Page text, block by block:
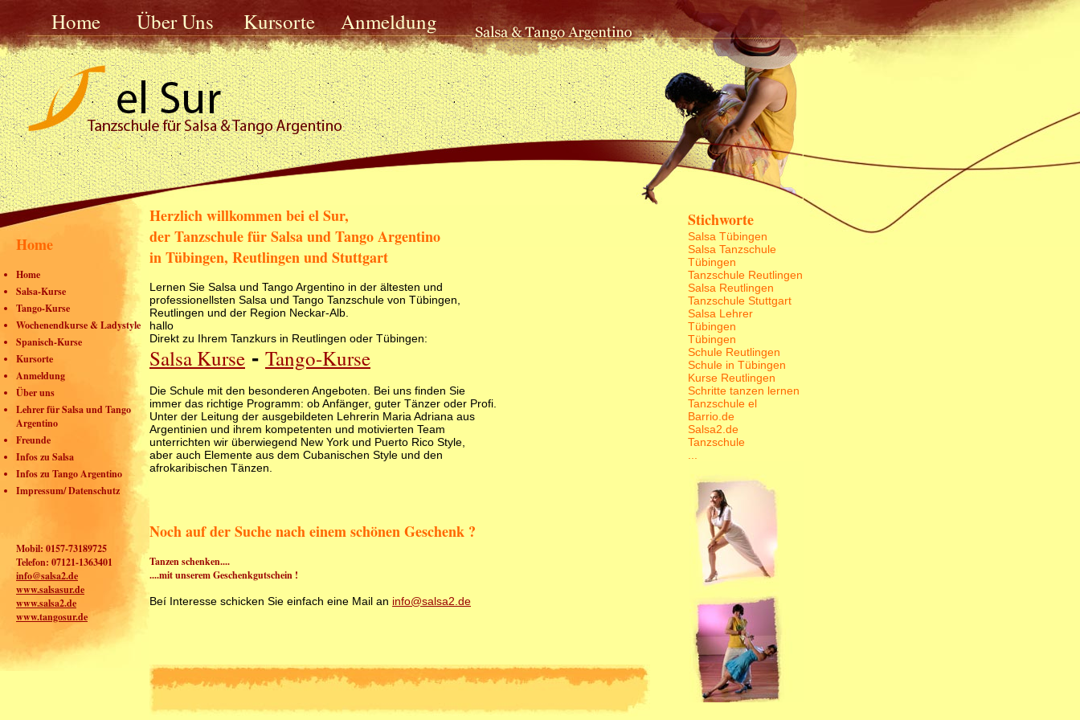
Home Über Uns Kursorte Anmeldung
Stichworte
Salsa Tübingen
Salsa Tanzschule
Tübingen
Tanzschule Reutlingen
Salsa Reutlingen
Tanzschule Stuttgart
Salsa Lehrer
Tübingen
Tübingen
Schule Reutlingen
Schule in Tübingen
Kurse Reutlingen
Schritte tanzen lernen
Tanzschule el
Barrio.de
Salsa2.de
Tanzschule
Home
Home
Salsa-Kurse
Tango-Kurse
Wochenendkurse & Ladystyle
Spanisch-Kurse
Kursorte
Anmeldung
Über uns
Lehrer für Salsa und Tango
Argentino
Freunde
Infos zu Salsa
Infos zu Tango Argentino
Impressum/ Datenschutz
Mobil: 0157-73189725
Telefon: 07121-1363401
info@salsa2.de
www.salsasur.de
www.salsa2.de
www.tangosur.de
Herzlich willkommen bei el Sur,
der Tanzschule für Salsa und Tango Argentino
in Tübingen, Reutlingen und Stuttgart
Lernen Sie Salsa und Tango Argentino in der ältesten und
professionellsten Salsa und Tango Tanzschule von Tübingen,
Reutlingen und der Region Neckar-Alb.
hallo
Direkt zu Ihrem Tanzkurs in Reutlingen oder Tübingen:
Salsa Kurse - Tango-Kurse
Die Schule mit den besonderen Angeboten. Bei uns finden Sie
immer das richtige Programm: ob Anfänger, guter Tänzer oder Profi.
Unter der Leitung der ausgebildeten Lehrerin Maria Adriana aus
Argentinien und ihrem kompetenten und motivierten Team
unterrichten wir überwiegend New York und Puerto Rico Style,
aber auch Elemente aus dem Cubanischen Style und den
afrokaribischen Tänzen.
Noch auf der Suche nach einem schönen Geschenk ?
Tanzen schenken....
....mit unserem Geschenkgutschein !
Beí Interesse schicken Sie einfach eine Mail an info@salsa2.de